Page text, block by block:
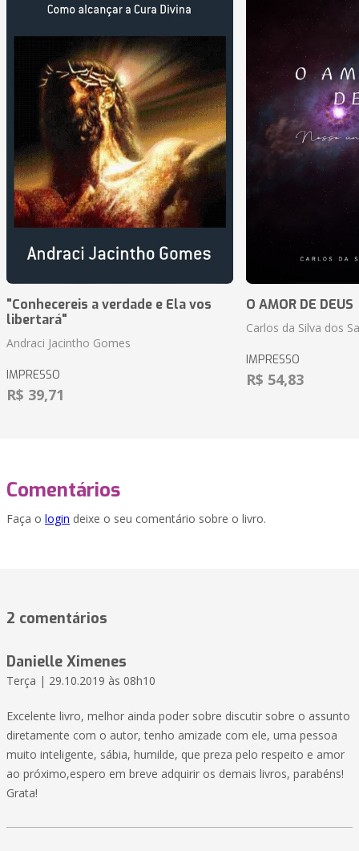
"Conhecereis a verdade e Ela vos
libertará"
Andraci Jacintho Gomes
IMPRESSO
R$ 39,71
O AMOR DE DEUS
Carlos da Silva dos
IMPRESSO
R$ 54,83
Comentários
Faça o login deixe o seu comentário sobre o livro.
2 comentários
Danielle Ximenes
Terça | 29.10.2019 às 08h10
Excelente livro, melhor ainda poder sobre discutir sobre o assunto
diretamente com o autor, tenho amizade com ele, uma pessoa
muito inteligente, sábia, humilde, que preza pelo respeito e amor
ao próximo,espero em breve adquirir os demais livros, parabéns!
Grata!